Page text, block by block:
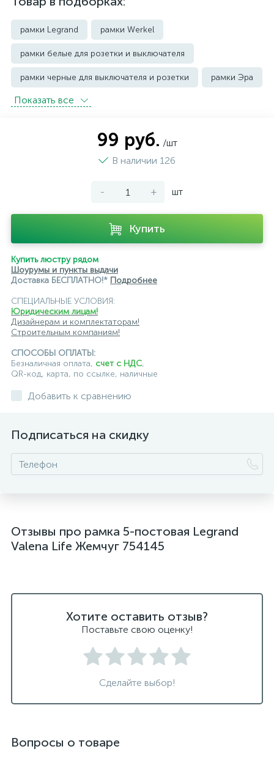
рамки Legrand рамки Werkel
рамки белые для розетки и выключателя
рамки черные для выключателя и розетки рамки Эра
Показать всe
99 руб. /шт
В наличии 126
- + шт
Купить
Купить люстру рядом
Шоурумы и пункты выдачи
Доставка БЕСПЛАТНО!* Подробнее
СПЕЦИАЛЬНЫЕ УСЛОВИЯ:
Юридическим лицам!
Дизайнерам и комплектаторам!
Строительным компаниям!
СПОСОБЫ ОПЛАТЫ:
Безналичная оплата, счет с НДС,
QR-код, карта, по ссылке, наличные
Добавить к сравнению
Подписаться на скидку
Отзывы про рамка 5-постовая Legrand
Valena Life Жемчуг 754145
Хотите оставить отзыв?
Поставьте свою оценку!
Сделайте выбор!
Вопросы о товаре